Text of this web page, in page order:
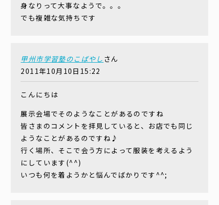
身なりって大事なようで。。。
でも複雑な気持ちです
甲州市学習塾のこばやし さん
2011年10月10日15:22
こんにちは
展示会場でそのようなことがあるのですね
皆さまのコメントを拝見していると、お店でも同じ
ようなことがあるのですね♪
行く場所、そこで会う方によって服装を考えるよう
にしています(^^)
いつも何を着ようかと悩んでばかりです^^;